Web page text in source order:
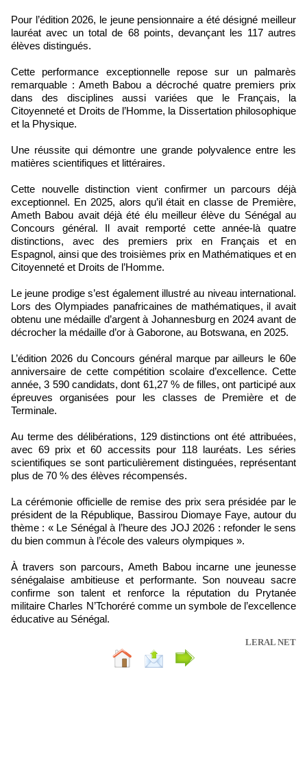
Pour l’édition 2026, le jeune pensionnaire a été désigné meilleur
lauréat avec un total de 68 points, devançant les 117 autres
élèves distingués.
Cette performance exceptionnelle repose sur un palmarès
remarquable : Ameth Babou a décroché quatre premiers prix
dans des disciplines aussi variées que le Français, la
Citoyenneté et Droits de l’Homme, la Dissertation philosophique
et la Physique.
Une réussite qui démontre une grande polyvalence entre les
matières scientifiques et littéraires.
Cette nouvelle distinction vient confirmer un parcours déjà
exceptionnel. En 2025, alors qu’il était en classe de Première,
Ameth Babou avait déjà été élu meilleur élève du Sénégal au
Concours général. Il avait remporté cette année-là quatre
distinctions, avec des premiers prix en Français et en
Espagnol, ainsi que des troisièmes prix en Mathématiques et en
Citoyenneté et Droits de l’Homme.
Le jeune prodige s’est également illustré au niveau international.
Lors des Olympiades panafricaines de mathématiques, il avait
obtenu une médaille d’argent à Johannesburg en 2024 avant de
décrocher la médaille d’or à Gaborone, au Botswana, en 2025.
L’édition 2026 du Concours général marque par ailleurs le 60e
anniversaire de cette compétition scolaire d’excellence. Cette
année, 3 590 candidats, dont 61,27 % de filles, ont participé aux
épreuves organisées pour les classes de Première et de
Terminale.
Au terme des délibérations, 129 distinctions ont été attribuées,
avec 69 prix et 60 accessits pour 118 lauréats. Les séries
scientifiques se sont particulièrement distinguées, représentant
plus de 70 % des élèves récompensés.
La cérémonie officielle de remise des prix sera présidée par le
président de la République, Bassirou Diomaye Faye, autour du
thème : « Le Sénégal à l’heure des JOJ 2026 : refonder le sens
du bien commun à l’école des valeurs olympiques ».
À travers son parcours, Ameth Babou incarne une jeunesse
sénégalaise ambitieuse et performante. Son nouveau sacre
confirme son talent et renforce la réputation du Prytanée
militaire Charles N’Tchoréré comme un symbole de l’excellence
éducative au Sénégal.
LERAL NET